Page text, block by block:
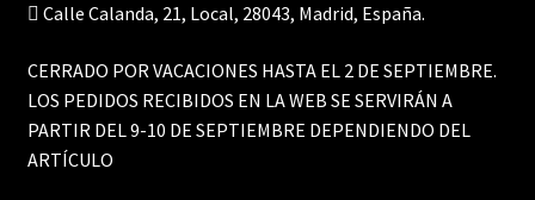
Calle Calanda, 21, Local, 28043, Madrid, España.
CERRADO POR VACACIONES HASTA EL 2 DE SEPTIEMBRE.
LOS PEDIDOS RECIBIDOS EN LA WEB SE SERVIRÁN A
PARTIR DEL 9-10 DE SEPTIEMBRE DEPENDIENDO DEL
ARTÍCULO